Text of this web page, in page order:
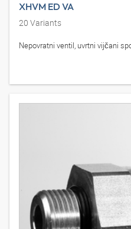
XHVM ED VA
20 Variants
Nepovratni ventil, uvrtni vijčani